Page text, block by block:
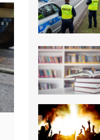
Specjalistyczny Szpital im.
A. Sokołowskiego
Samodzielny Publiczny
Wojewódzki Szpital
Zespolony im. M.
Skłodowskiej-Curi